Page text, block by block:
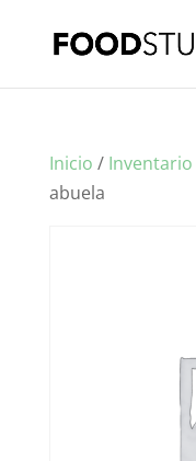
Inicio / Inventario
abuela